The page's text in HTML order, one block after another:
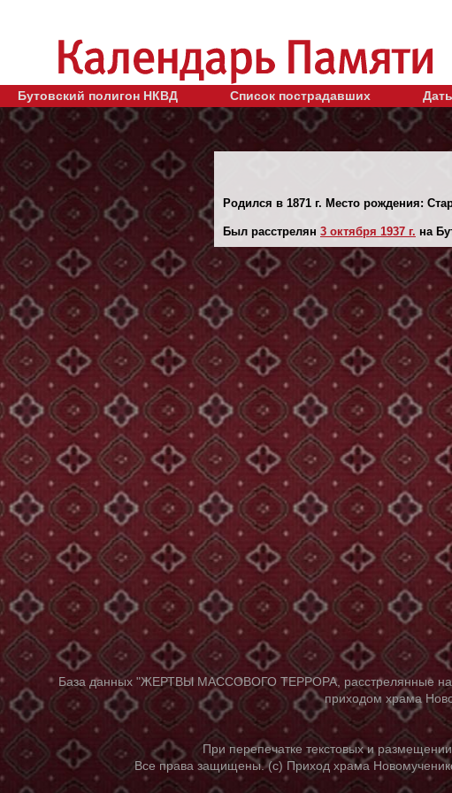
Бутовский полигон НКВД Список пострадавших
Родился в 1871 г. Место рождения:
Был расстрелян 3 октября 1937 г. на
База данных "ЖЕРТВЫ МАССОВОГО ТЕРРОРА, расстрелянные на
приходом храма
При перепечатке текстовых и
Все права защищены. (с) Приход храма